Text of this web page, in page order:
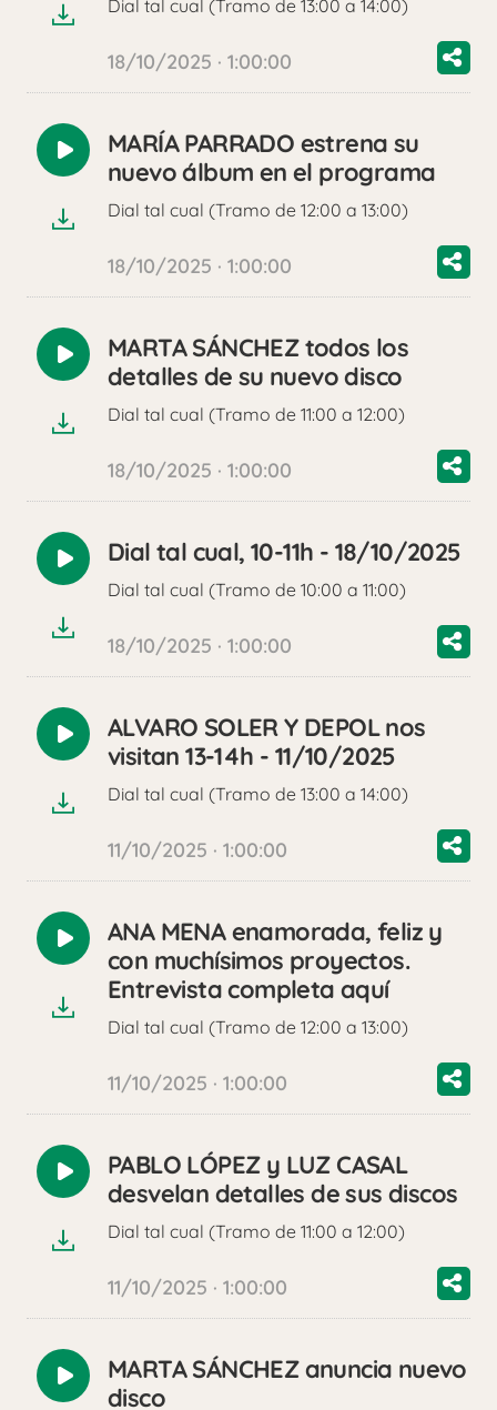
Dial tal cual (Tramo de 13:00 a 14:00)
18/10/2025 · 1:00:00
Reproducir
audio
MARÍA PARRADO estrena su
nuevo álbum en el programa
Dial tal cual (Tramo de 12:00 a 13:00)
18/10/2025 · 1:00:00
Reproducir
audio
MARTA SÁNCHEZ todos los
detalles de su nuevo disco
Dial tal cual (Tramo de 11:00 a 12:00)
18/10/2025 · 1:00:00
Reproducir
audio
Dial tal cual, 10-11h - 18/10/2025
Dial tal cual (Tramo de 10:00 a 11:00)
18/10/2025 · 1:00:00
Reproducir
audio
ALVARO SOLER Y DEPOL nos
visitan 13-14h - 11/10/2025
Dial tal cual (Tramo de 13:00 a 14:00)
11/10/2025 · 1:00:00
Reproducir
audio
ANA MENA enamorada, feliz y
con muchísimos proyectos.
Entrevista completa aquí
Dial tal cual (Tramo de 12:00 a 13:00)
11/10/2025 · 1:00:00
Reproducir
audio
PABLO LÓPEZ y LUZ CASAL
desvelan detalles de sus discos
Dial tal cual (Tramo de 11:00 a 12:00)
11/10/2025 · 1:00:00
Reproducir
MARTA SÁNCHEZ anuncia nuevo
disco